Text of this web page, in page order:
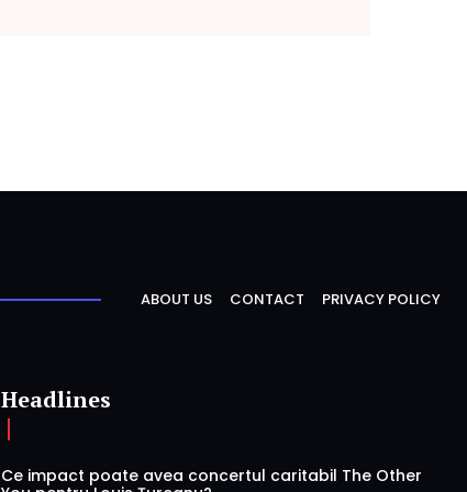
ABOUT US CONTACT PRIVACY POLICY
Headlines
Ce impact poate avea concertul caritabil The Other